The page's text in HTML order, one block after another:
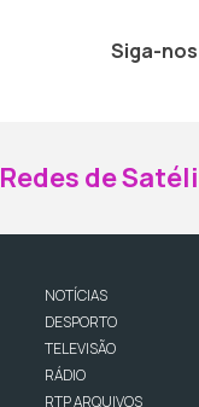
Siga-
Redes de
NOTÍCIAS
DESPORTO
TELEVISÃO
RÁDIO
RTP ARQUIVOS